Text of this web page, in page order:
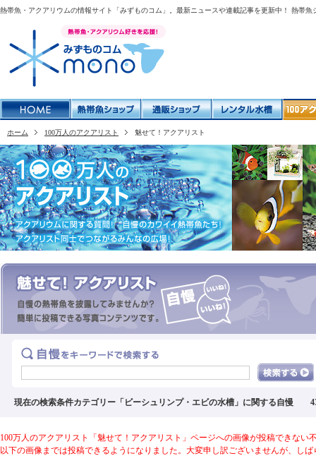
熱帯魚・アクアリウムの情報サイト「みずものコム」。最新ニュースや連載記事を更新中！ 熱帯
ホーム 100万人のアクアリスト 魅せて！アクアリスト
現在の検索条件カテゴリー「ビーシュリンプ・エビの水槽」に関する自慢
100万人のアクアリスト「魅せて！アクアリスト」ページへの画像が投稿できない
以下の画像までは投稿できるようになりました。大変申し訳ございませんが、し